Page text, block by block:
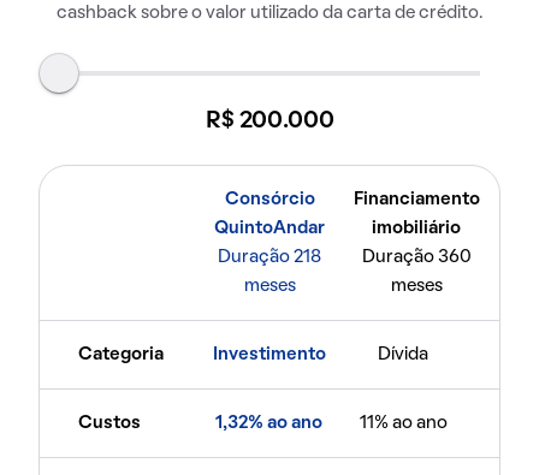
cashback sobre o valor utilizado da carta de crédito.
R$ 200.000
Consórcio
QuintoAndar
Duração 218
meses
Financiamento
imobiliário
Duração 360
meses
Categoria Investimento Dívida
Custos 1,32% ao ano 11% ao ano